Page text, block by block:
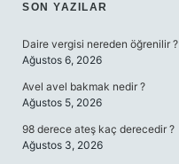
SIDEBAR
SON YAZILAR
Daire vergisi nereden öğrenilir ?
Ağustos 6, 2026
Avel avel bakmak nedir ?
Ağustos 5, 2026
98 derece ateş kaç derecedir ?
Ağustos 3, 2026